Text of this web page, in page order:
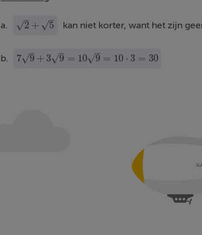
a. 2
–
√ + 5
–
√
2+5 kan niet korter, want het zijn
b. 7 9
–
√ + 3 9
–
√ = 10 9
–
√ = 10 ⋅ 3 = 30
79+39= 109=10·3=30